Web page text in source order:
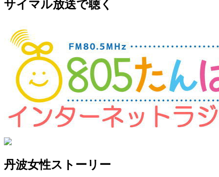
サイマル放送で聴く
丹波女性ストーリー